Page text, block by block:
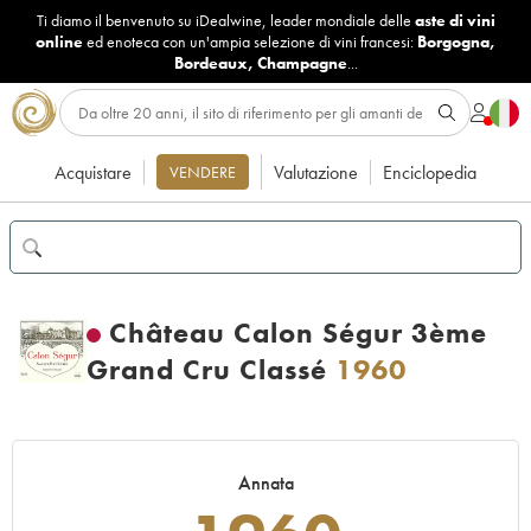
Ti diamo il benvenuto su iDealwine, leader mondiale delle aste di vini
onlineed enoteca con un'ampia selezione di vini francesi: Borgogna,
Bordeaux, Champagne...
Acquistare VENDERE Valutazione Enciclopedia
Château Calon Ségur 3ème
Grand Cru Classé 1960
Annata